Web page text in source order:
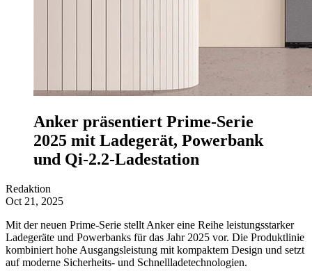
Anker präsentiert Prime-Serie
2025 mit Ladegerät, Powerbank
und Qi-2.2-Ladestation
Redaktion
Oct 21, 2025
Mit der neuen Prime-Serie stellt Anker eine Reihe leistungsstarker
Ladegeräte und Powerbanks für das Jahr 2025 vor. Die Produktlinie
kombiniert hohe Ausgangsleistung mit kompaktem Design und setzt
auf moderne Sicherheits- und Schnellladetechnologien.